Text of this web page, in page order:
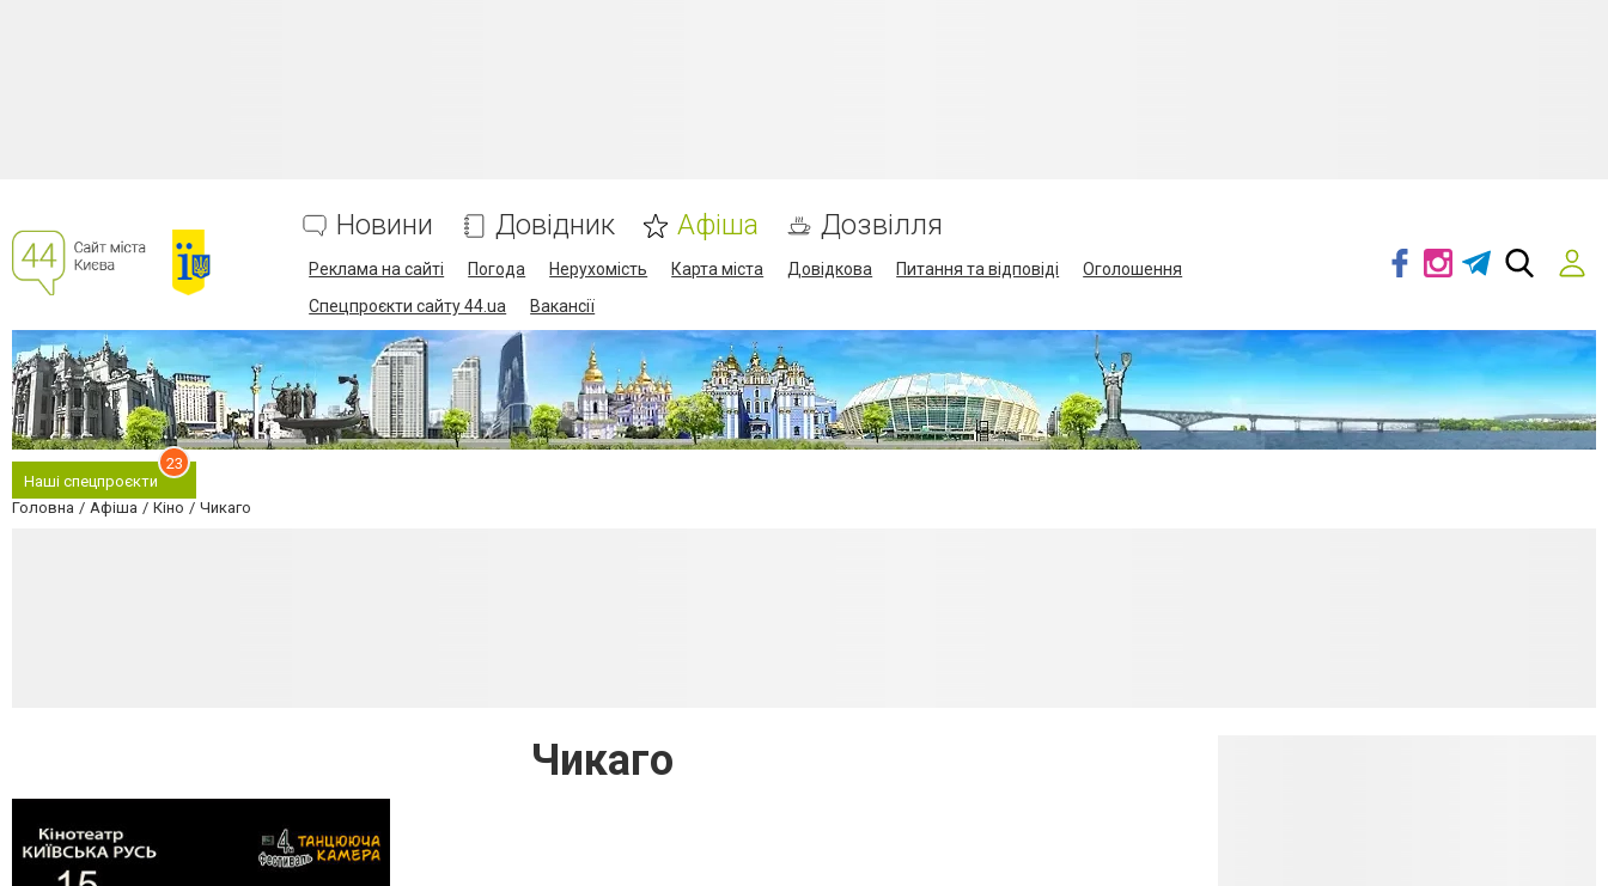
Новини Довідник Афіша Дозвілля
Реклама на сайті Погода Нерухомість Карта міста Довідкова Питання та відповіді
Оголошення
Спецпроєкти сайту 44.ua
Вакансії
Наші спецпроєкти
23
Головна Афіша Кіно Чикаго
Чикаго